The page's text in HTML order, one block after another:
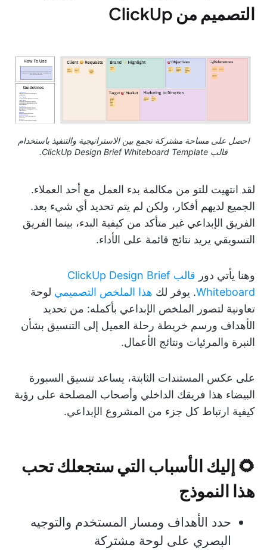
التصميم من ClickUp
احصل على مساحة مشتركة تجمع بين الاستراتيجية والتنفيذ باستخدام
قالب ClickUp Design Brief Whiteboard Template.
لقد انتهيت للتو من مكالمة بدء العمل مع أحد العملاء.
الجميع لديهم أفكار، ولكن لم يتم تحديد أي شيء بعد.
الفريق الإبداعي غير متأكد من كيفية البدء، بينما الفريق
التسويقي يريد نتائج قائمة على الأداء.
وهنا يأتي دور
قالب ClickUp Design Brief
Whiteboard. يوفر لك هذا الملخص التصميمي لوحة
تعاونية لتصور الملخص الإبداعي بأكمله: من تحديد
الأهداف ورسم خريطة رحلة العميل إلى التنسيق بشأن
النبرة والمرئيات ونتائج الأعمال.
على عكس المستندات الثابتة، يساعد تنسيق السبورة
البيضاء هذا فريقك الداخلي وأصحاب المصلحة على رؤية
كيفية ارتباط كل جزء من المشروع الإبداعي.
🌻 إليك الأسباب التي ستجعلك تحب
هذا النموذج
حدد الأهداف ومسار المستخدم والتوجيه
البصري على لوحة مشتركة